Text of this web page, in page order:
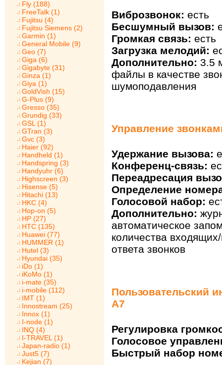
Fly (188)
FreeTalk (1)
Fujitsu (4)
Fujitsu Siemens (2)
Garmin (1)
General Mobile (9)
Geo (7)
Giga (6)
Gigabyte (31)
Ginza (1)
Giya (1)
GoldVish (15)
G-Plus (9)
Gresso (35)
Grundig (33)
GSL (1)
GTran (3)
Gvc (3)
Haier (92)
Handheld (1)
Handspring (3)
Handyuhr (6)
Highscreen (3)
Hisense (5)
Hitachi (13)
HKC (4)
Hop-on (5)
HP (27)
HTC (135)
Huawei (77)
HUMMER (1)
Hutel (3)
Hyundai (35)
iDo (1)
iKoMo (1)
i-mate (35)
i-mobile (112)
IMT (1)
Innostream (25)
Innox (1)
I-node (1)
INQ (4)
I-TRAVEL (1)
Japan-radio (1)
Just5 (7)
Kejian (7)
Виброзвонок: есть
Бесшумный вызов:
Громкая связь: есть
Загрузка мелодий:
Дополнительно: 3.5
файлы в качестве
шумоподавления
Управление
Удержание вызова:
Конференц-связь:
Переадресация
Определение
Голосовой набор:
Дополнительно:
автоматическое
количества
ответа звонков
Пользовательский
A7
Регулировка
Голосовое
Быстрый набор